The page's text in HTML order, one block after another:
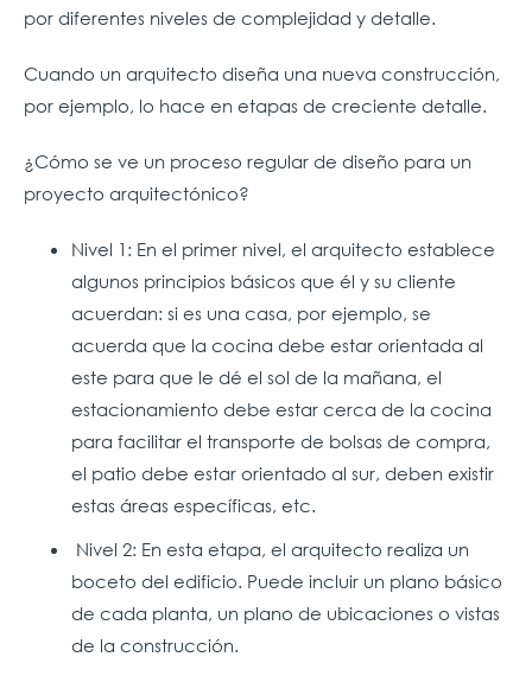
por diferentes niveles de complejidad y detalle.
Cuando un arquitecto diseña una nueva construcción,
por ejemplo, lo hace en etapas de creciente detalle.
¿Cómo se ve un proceso regular de diseño para un
proyecto arquitectónico?
Nivel 1: En el primer nivel, el arquitecto establece
algunos principios básicos que él y su cliente
acuerdan: si es una casa, por ejemplo, se
acuerda que la cocina debe estar orientada al
este para que le dé el sol de la mañana, el
estacionamiento debe estar cerca de la cocina
para facilitar el transporte de bolsas de compra,
el patio debe estar orientado al sur, deben existir
estas áreas específicas, etc.
Nivel 2: En esta etapa, el arquitecto realiza un
boceto del edificio. Puede incluir un plano básico
de cada planta, un plano de ubicaciones o vistas
de la construcción.